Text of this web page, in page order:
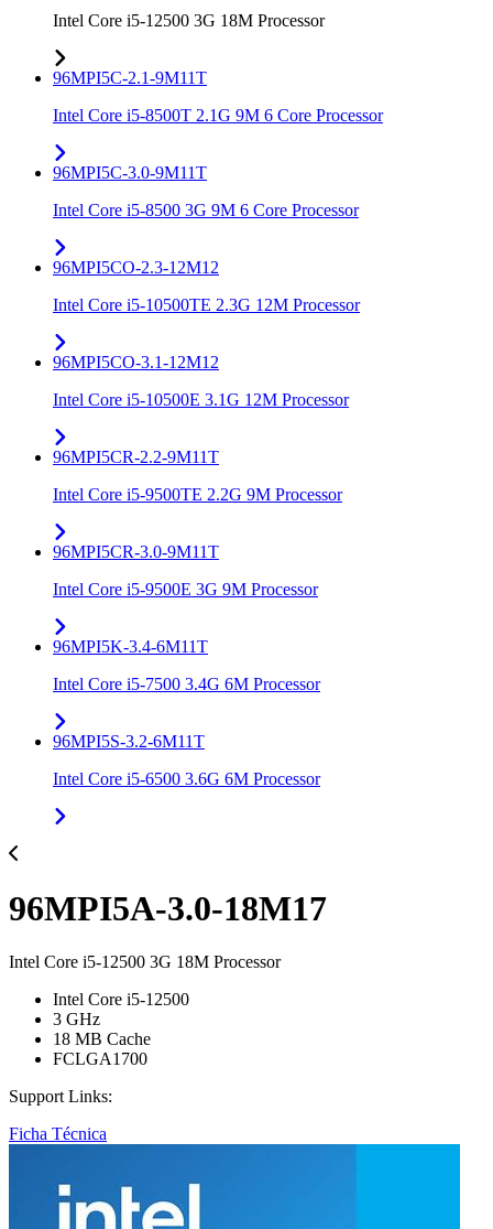
Intel Core i5-12500 3G 18M Processor
96MPI5C-2.1-9M11T
Intel Core i5-8500T 2.1G 9M 6 Core Processor
96MPI5C-3.0-9M11T
Intel Core i5-8500 3G 9M 6 Core Processor
96MPI5CO-2.3-12M12
Intel Core i5-10500TE 2.3G 12M Processor
96MPI5CO-3.1-12M12
Intel Core i5-10500E 3.1G 12M Processor
96MPI5CR-2.2-9M11T
Intel Core i5-9500TE 2.2G 9M Processor
96MPI5CR-3.0-9M11T
Intel Core i5-9500E 3G 9M Processor
96MPI5K-3.4-6M11T
Intel Core i5-7500 3.4G 6M Processor
96MPI5S-3.2-6M11T
Intel Core i5-6500 3.6G 6M Processor
96MPI5A-3.0-18M17
Intel Core i5-12500 3G 18M Processor
Intel Core i5-12500
3 GHz
18 MB Cache
FCLGA1700
Support Links:
Ficha Técnica